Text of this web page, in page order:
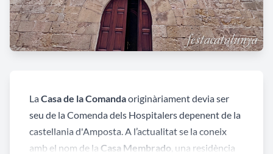
LaCasa de la Comandaoriginàriament devia ser
seu de la Comenda dels Hospitalers depenent de la
castellania d'Amposta. A l’actualitat se la coneix
amb el nom de la Casa Membrado , una residència